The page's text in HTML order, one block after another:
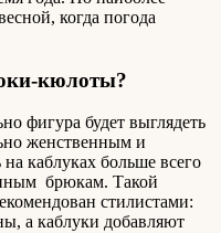
когда погода
кюлоты?
фигура будет выглядеть
женственным и
каблуках больше всего
брюкам. Такой
стилистами:
а каблуки добавляют